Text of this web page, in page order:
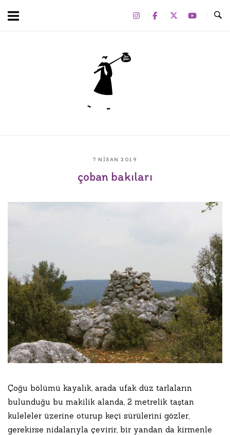
Home
7 NISAN 2019
çoban bakıları
Çoğu bölümü kayalık, arada ufak düz tarlaların
bulunduğu bu makilik alanda, 2 metrelik taştan
kuleleler üzerine oturup keçi sürülerini gözler,
gerekirse nidalarıyla çevirir, bir yandan da kirmenle